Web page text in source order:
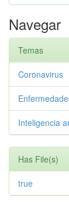
Navegar
Temas
Coronavirus
Inteligencia
Has File(s)
true